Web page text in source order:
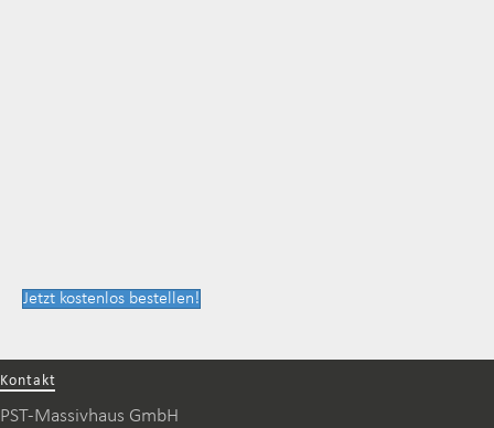
Jetzt kostenlos bestellen!
Kontakt
PST-Massivhaus GmbH